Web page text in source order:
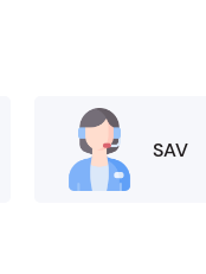
SAV